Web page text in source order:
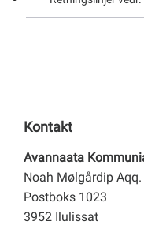
Kontakt
Avannaata
Noah Mølgårdip Aqq.
Postboks 1023
3952 Ilulissat